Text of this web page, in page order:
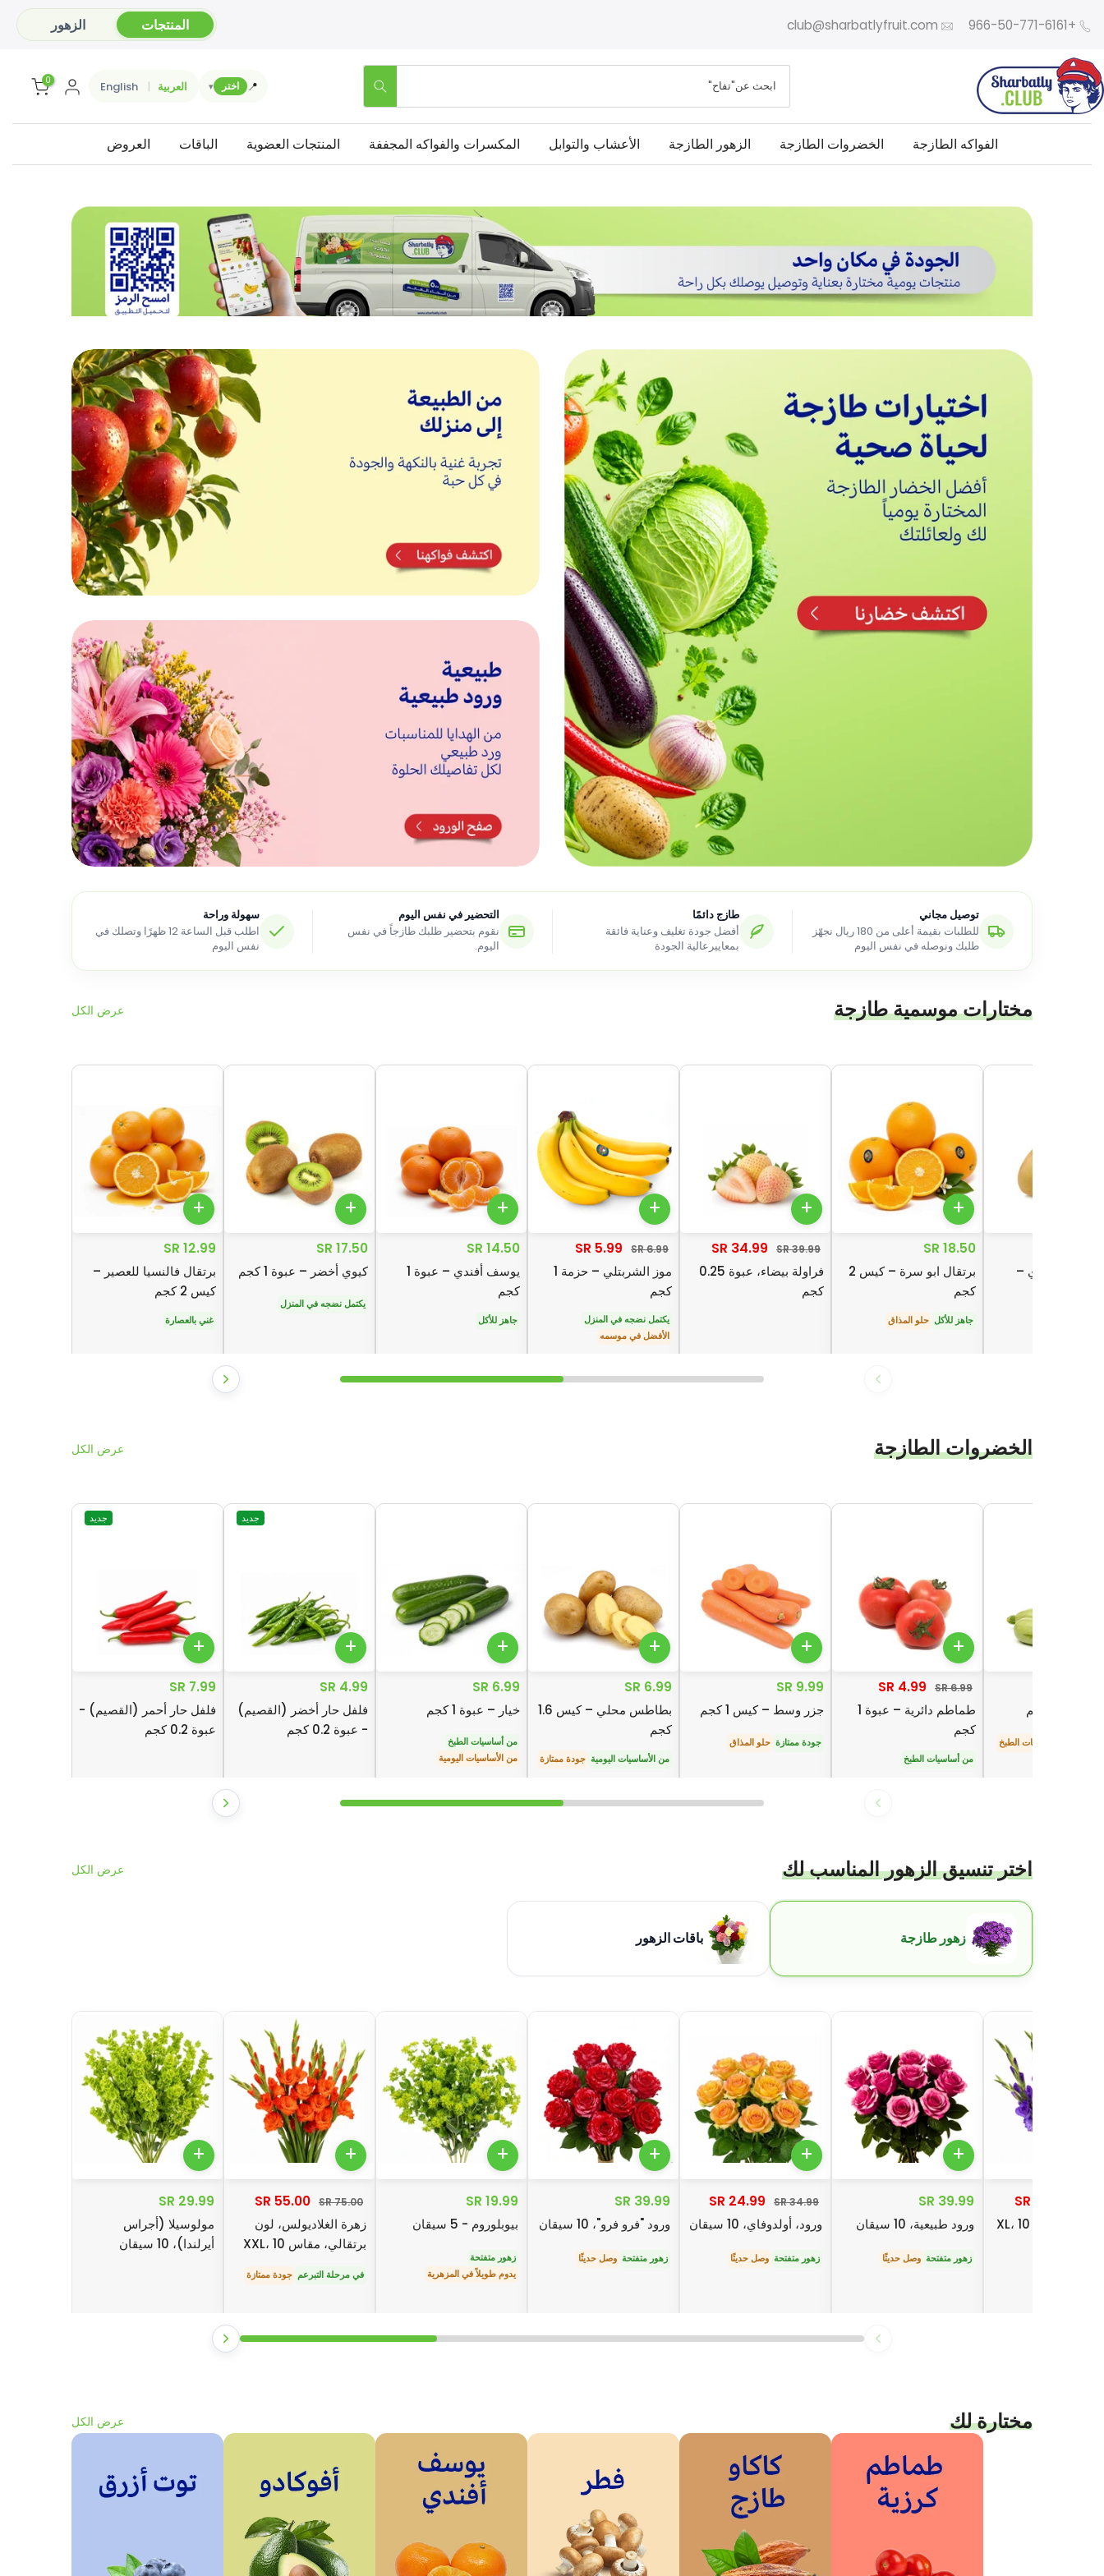
الانتقال
المحتوى
+966-50-771-6161
club@sharbatlyfruit.com المنتجات الزهور
ابحث عن"موز" 📍 اختر ▾
English العربية 0
الفواكه الطازجة الخضروات الطازجة الزهور الطازجة الأعشاب والتوابل المكسرات والفواكه المجففة المنتجات العضوية الباقات العروض
توصيل مجاني
للطلبات بقيمة أعلى من 180 ريال نجهّز
طلبك ونوصله في نفس اليوم
طازج دائمًا
أفضل جودة تغليف وعناية فائقة
بمعاييرعالية الجودة
التحضير في نفس اليوم
نقوم بتحضير طلبك طازجاً في نفس
اليوم.
سهولة وراحة
اطلب قبل الساعة 12 ظهرًا وتصلك في
نفس اليوم
مختارات موسمية طازجة
مختارات موسمية طازجة عرض الكل
+
12.99 SR
برتقال فالنسيا للعصير –
كيس 2 كجم
غني بالعصارة
+
17.50 SR
كيوي أخضر – عبوة 1 كجم
يكتمل نضجه في المنزل
+
14.50 SR
يوسف أفندي – عبوة 1
كجم
جاهز للأكل
+
6.99 SR
5.99 SR
موز الشربتلي – حزمة 1
كجم
يكتمل نضجه في المنزل
الأفضل في موسمه
+
39.99 SR
34.99 SR
فراولة بيضاء، عبوة 0.25
كجم
+
18.50 SR
برتقال ابو سرة – كيس 2
كجم
جاهز للأكل حلو المذاق
ذهبي زيسبري –
الخضروات الطازجة
الخضروات الطازجة عرض الكل
جديد
+
7.99 SR
فلفل حار أحمر (القصيم) -
عبوة 0.2 كجم
جديد
+
4.99 SR
فلفل حار أخضر (القصيم)
- عبوة 0.2 كجم
+
6.99 SR
خيار – عبوة 1 كجم
من أساسيات الطبخ
من الأساسيات اليومية
+
6.99 SR
بطاطس محلي – كيس 1.6
كجم
من الأساسيات اليومية جودة ممتازة
+
9.99 SR
جزر وسط – كيس 1 كجم
جودة ممتازة حلو المذاق
+
6.99 SR
4.99 SR
طماطم دائرية – عبوة 1
كجم
من أساسيات الطبخ
من أساسيات الطبخ
اختر تنسيق الزهور المناسب لك
اختر تنسيق الزهور المناسب لك عرض الكل
زهور طازجة باقات الزهور
+
29.99 SR
مولوسيلا (أجراس
أيرلندا)، 10 سيقان
+
75.00 SR
55.00 SR
زهرة الغلاديولس، لون
برتقالي، مقاس XXL، 10
في مرحلة التبرعم جودة ممتازة
+
19.99 SR
بيوبلوروم - 5 سيقان
زهور متفتحة
يدوم طويلاً في المزهرية
+
39.99 SR
ورود "فرو فرو"، 10 سيقان
زهور متفتحة وصل حديثًا
+
34.99 SR
24.99 SR
ورود، أولدوفاي، 10 سيقان
زهور متفتحة وصل حديثًا
+
39.99 SR
ورود طبيعية، 10 سيقان
زهور متفتحة وصل حديثًا
جلاديولوس، ميلكا، XL، 10
مختارة لك عرض الكل